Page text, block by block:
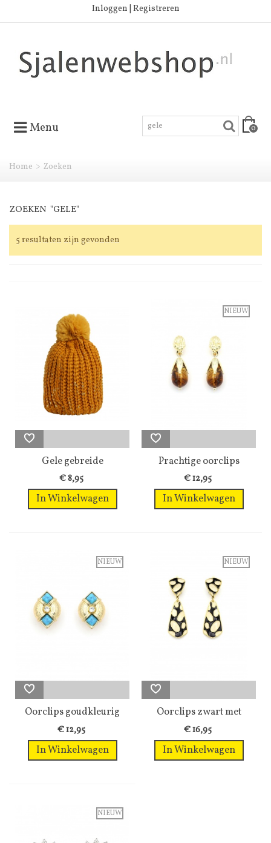
Inloggen | Registreren
Menu 0
Home > Zoeken
ZOEKEN "GELE"
5 resultaten zijn gevonden
Gele gebreide
wintermuts
€ 8,95
In Winkelwagen
NIEUW
Prachtige oorclips
met...
€ 12,95
In Winkelwagen
NIEUW
Oorclips goudkleurig
met...
€ 12,95
In Winkelwagen
NIEUW
Oorclips zwart met
goudkleur en...
€ 16,95
In Winkelwagen
NIEUW